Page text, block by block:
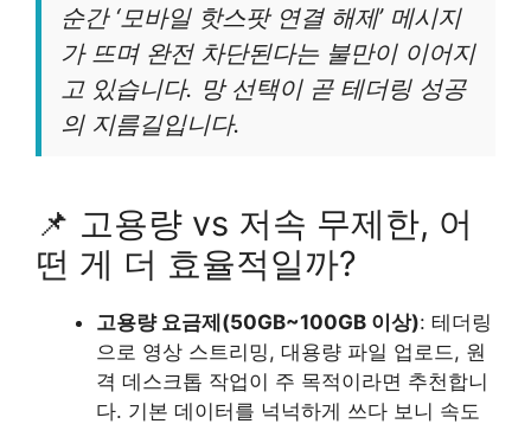
순간 ‘모바일 핫스팟 연결 해제’ 메시지
가 뜨며 완전 차단된다는 불만이 이어지
고 있습니다. 망 선택이 곧 테더링 성공
의 지름길입니다.
📌 고용량 vs 저속 무제한, 어
떤 게 더 효율적일까?
고용량 요금제(50GB~100GB 이상): 테더링
으로 영상 스트리밍, 대용량 파일 업로드, 원
격 데스크톱 작업이 주 목적이라면 추천합니
다. 기본 데이터를 넉넉하게 쓰다 보니 속도